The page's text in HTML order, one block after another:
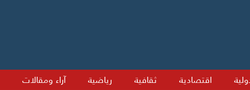
اقتصادية ثقافية رياضية آراء ومقالات